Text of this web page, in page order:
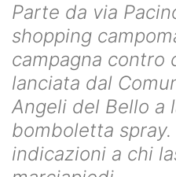
Parte da via
shopping
campagna contro
lanciata dal
Angeli del Bello a
bomboletta
indicazioni a chi